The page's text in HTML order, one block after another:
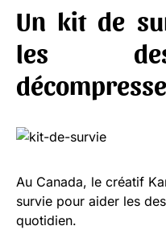
Un kit de
les
Au Canada, le créatif
survie pour aider les
quotidien.